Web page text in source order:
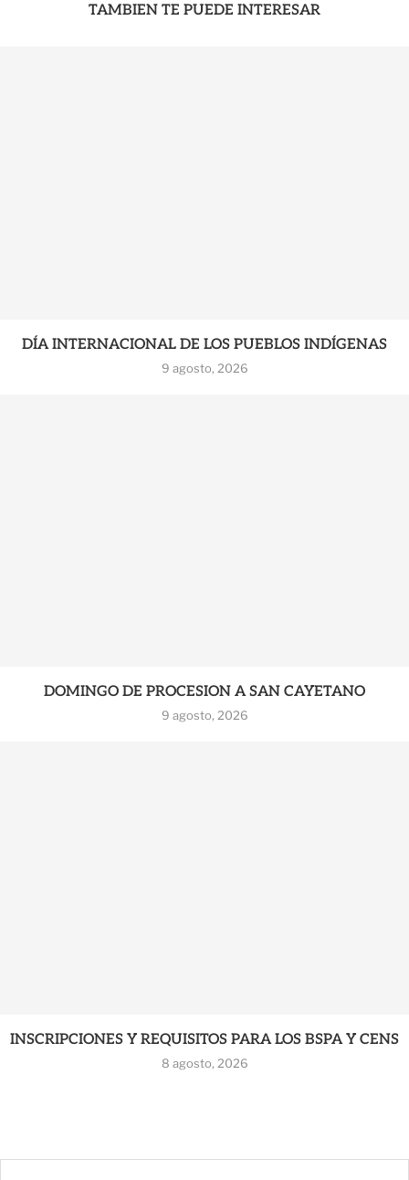
TAMBIEN TE PUEDE INTERESAR
DÍA INTERNACIONAL DE LOS PUEBLOS INDÍGENAS
9 agosto, 2026
DOMINGO DE PROCESION A SAN CAYETANO
9 agosto, 2026
INSCRIPCIONES Y REQUISITOS PARA LOS BSPA Y CENS
8 agosto, 2026